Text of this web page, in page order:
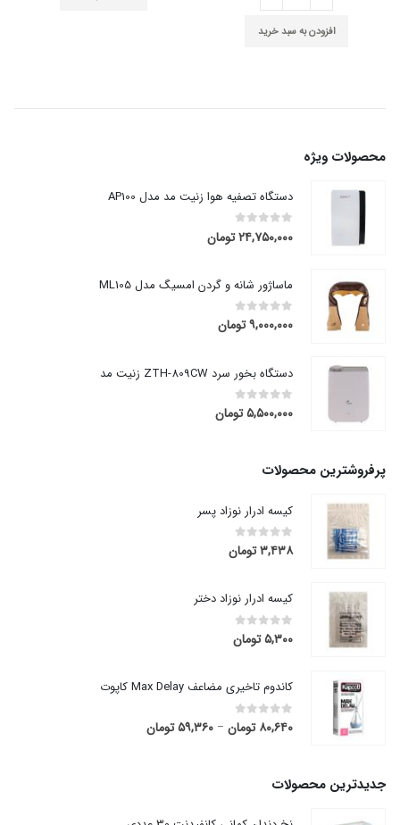
افزودن به سبد خرید
محصولات ویژه
دستگاه تصفیه هوا زنیت مد مدل AP100
۲۴,۷۵۰,۰۰۰تومان
ماساژور شانه و گردن امسیگ مدل ML105
۹,۰۰۰,۰۰۰تومان
دستگاه بخور سرد ZTH-809CW زنیت مد
۵,۵۰۰,۰۰۰تومان
پرفروشترین محصولات
کیسه ادرار نوزاد پسر
0
out of 5
۳,۴۳۸تومان
کیسه ادرار نوزاد دختر
۵,۳۰۰تومان
کاندوم تاخیری مضاعف Max Delay کاپوت
0
out of 5
۸۰,۶۴۰ تومان – ۵۹,۳۶۰تومانقیمت
جدیدترین محصولات